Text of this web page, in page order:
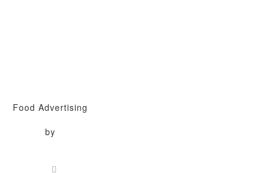
Food Advertising
by